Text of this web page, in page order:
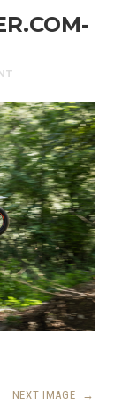
NEXT IMAGE →